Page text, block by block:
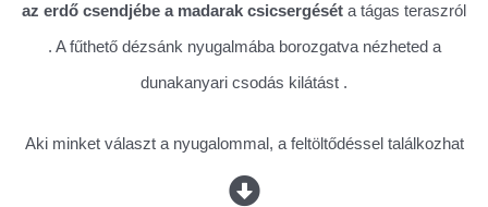
az erdő csendjébe a madarak csicsergését a tágas teraszról
. A fűthető dézsánk nyugalmába borozgatva nézheted a
dunakanyari csodás kilátást .
Aki minket választ a nyugalommal, a feltöltődéssel találkozhat
távol a lakóövezettől, ahol nincsenek szomszédok, nincsen